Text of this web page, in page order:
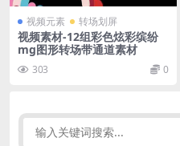
视频元素 转场划屏
视频素材-12组彩色炫彩缤纷
mg图形转场带通道素材
303 0